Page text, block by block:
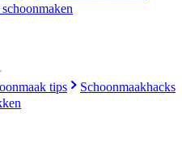
tips
Schoonmaakhacks